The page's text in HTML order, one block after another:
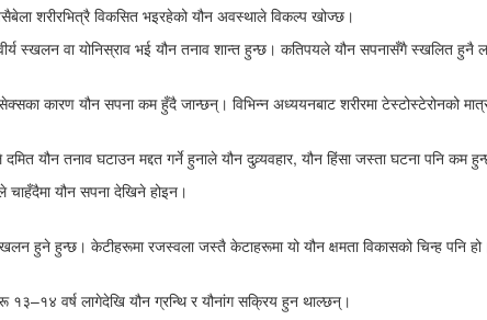
शरीरभित्रै विकसित भइरहेको यौन अवस्थाले विकल्प खोज्छ।
स्खलन वा योनिस्राव भई यौन तनाव शान्त हुन्छ। कतिपयले यौन सपनासँगै स्खलित
कारण यौन सपना कम हुँदै जान्छन्। विभिन्न अध्ययनबाट शरीरमा टेस्टोस्टेरोनको
यौन तनाव घटाउन मद्दत गर्ने हुनाले यौन दुव्र्यवहार, यौन हिंसा जस्ता घटना पनि कम
यौन सपना देखिने होइन।
हुने हुन्छ। केटीहरूमा रजस्वला जस्तै केटाहरूमा यो यौन क्षमता विकासको चिन्ह पनि
वर्ष लागेदेखि यौन ग्रन्थि र यौनांग सक्रिय हुन थाल्छन्।